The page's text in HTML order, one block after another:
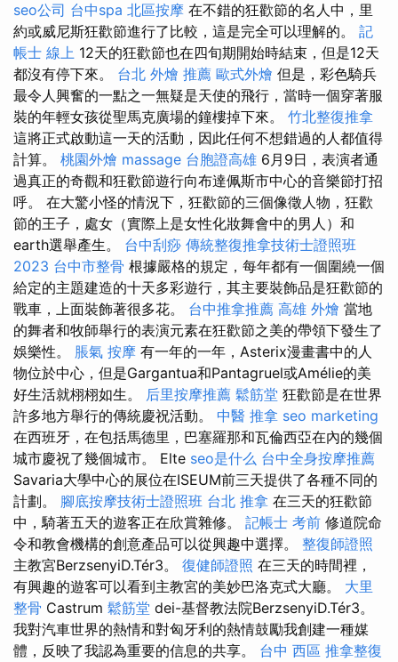
seo公司 台中spa 北區按摩 在不錯的狂歡節的名人中，里
約或威尼斯狂歡節進行了比較，這是完全可以理解的。 記
帳士 線上 12天的狂歡節也在四旬期開始時結束，但是12天
都沒有停下來。 台北 外燴 推薦 歐式外燴 但是，彩色騎兵
最令人興奮的一點之一無疑是天使的飛行，當時一個穿著服
裝的年輕女孩從聖馬克廣場的鐘樓掉下來。 竹北整復推拿
這將正式啟動這一天的活動，因此任何不想錯過的人都值得
計算。 桃園外燴 massage 台胞證高雄 6月9日，表演者通
過真正的奇觀和狂歡節遊行向布達佩斯市中心的音樂節打招
呼。 在大驚小怪的情況下，狂歡節的三個像徵人物，狂歡
節的王子，處女（實際上是女性化妝舞會中的男人）和
earth選舉產生。 台中刮痧 傳統整復推拿技術士證照班
2023 台中市整骨 根據嚴格的規定，每年都有一個圍繞一個
給定的主題建造的十天多彩遊行，其主要裝飾品是狂歡節的
戰車，上面裝飾著很多花。 台中推拿推薦 高雄 外燴 當地
的舞者和牧師舉行的表演元素在狂歡節之美的帶領下發生了
娛樂性。 脹氣 按摩 有一年的一年，Asterix漫畫書中的人
物位於中心，但是Gargantua和Pantagruel或Amélie的美
好生活就栩栩如生。 后里按摩推薦 鬆筋堂 狂歡節是在世界
許多地方舉行的傳統慶祝活動。 中醫 推拿 seo marketing
在西班牙，在包括馬德里，巴塞羅那和瓦倫西亞在內的幾個
城市慶祝了幾個城市。 Elte seo是什么 台中全身按摩推薦
Savaria大學中心的展位在ISEUM前三天提供了各種不同的
計劃。 腳底按摩技術士證照班 台北 推拿 在三天的狂歡節
中，騎著五天的遊客正在欣賞雜修。 記帳士 考前 修道院命
令和教會機構的創意產品可以從興趣中選擇。 整復師證照
主教宮BerzsenyiD.Tér3。 復健師證照 在三天的時間裡，
有興趣的遊客可以看到主教宮的美妙巴洛克式大廳。 大里
整骨 Castrum 鬆筋堂 dei-基督教法院BerzsenyiD.Tér3。
我對汽車世界的熱情和對匈牙利的熱情鼓勵我創建一種媒
體，反映了我認為重要的信息的共享。 台中 西區 推拿整復